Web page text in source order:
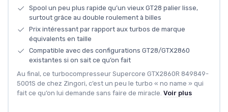
Spool un peu plus rapide qu’un vieux GT28 palier lisse,
surtout grâce au double roulement à billes
Prix intéressant par rapport aux turbos de marque
équivalents en taille
Compatible avec des configurations GT28/GTX2860
existantes si on sait ce qu’on fait
Au final, ce turbocompresseur Supercore GTX2860R 849849-
5001S de chez Zingori, c’est un peu le turbo « no name » qui
fait ce qu’on lui demande sans faire de miracle. Voir plus